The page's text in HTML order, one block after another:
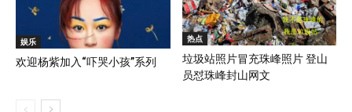
娱乐
欢迎杨紫加入“吓哭小孩”系列
热点
垃圾站照片冒充珠峰照片 登山
员怼珠峰封山网文